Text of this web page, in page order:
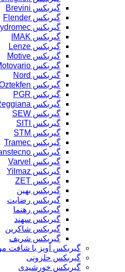
گیربکس Brevini
گیربکس Flender
گیربکس Hydromec
گیربکس IMAK
گیربکس Lenze
گیربکس Motive
گیربکس Motovario
گیربکس Nord
گیربکس Oztekfen
گیربکس PGR
گیربکس Reggiana
گیربکس SEW
گیربکس SITI
گیربکس STM
گیربکس Tramec
گیربکس Transtecno
گیربکس Varvel
گیربکس Yilmaz
گیربکس ZET
گیربکس بهین
گیربکس رضایت
گیربکس رهنما
گیربکس سهند
گیربکس شاکرین
گیربکس شریف
گیربکس آویز یا شافت
گیربکس حلزونی
گیربکس خورشیدی